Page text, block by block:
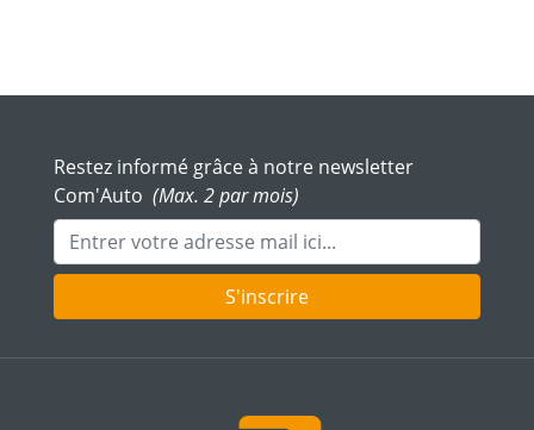
Restez informé grâce à notre newsletter
Com'Auto (Max. 2 par mois)
Adresse mail
S'inscrire